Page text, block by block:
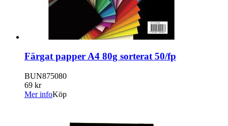
Färgat papper A4 80g sorterat 50/fp
BUN875080
69 kr
Mer infoKöp